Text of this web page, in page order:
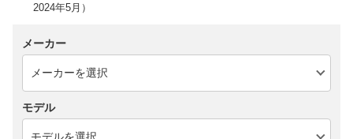
2024年5月）
メーカー
モデル